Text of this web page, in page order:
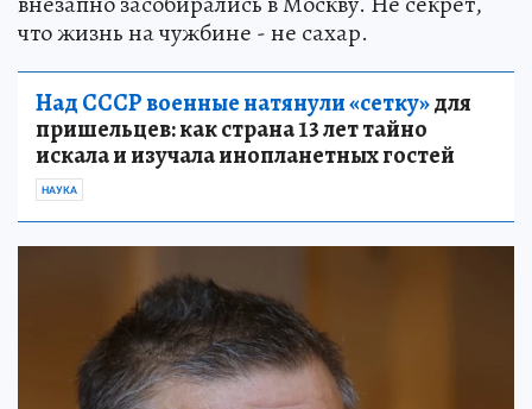
что жизнь на чужбине - не сахар.
Над СССР военные натянули «сетку»для
пришельцев: как страна 13 лет тайно
искала и изучала инопланетных гостей
НАУКА